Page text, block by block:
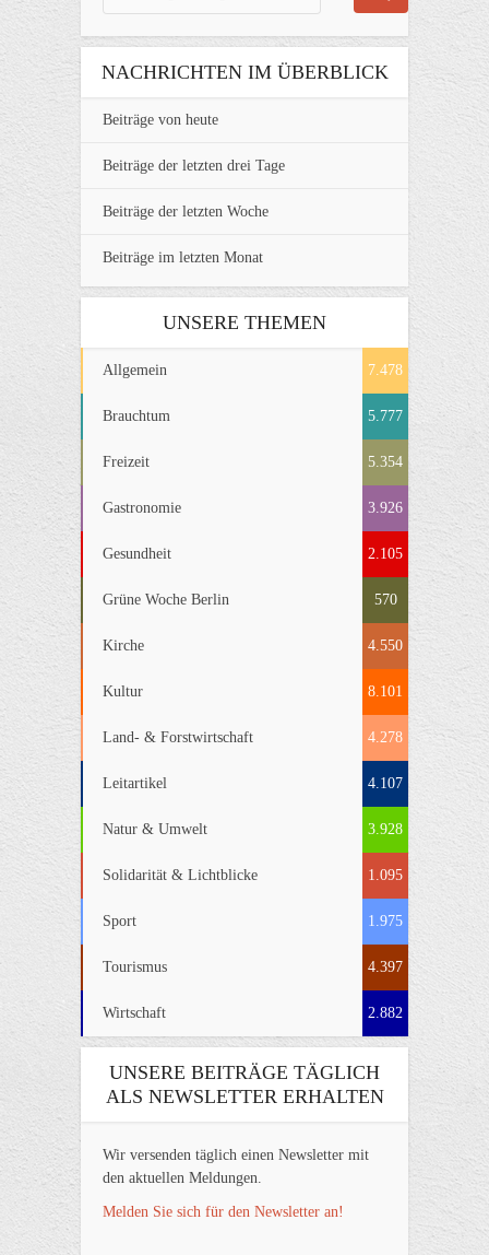
NACHRICHTEN IM ÜBERBLICK
Beiträge von heute
Beiträge der letzten drei Tage
Beiträge der letzten Woche
Beiträge im letzten Monat
UNSERE THEMEN
Allgemein 7.478
Brauchtum 5.777
Freizeit 5.354
Gastronomie 3.926
Gesundheit 2.105
Grüne Woche Berlin 570
Kirche 4.550
Kultur 8.101
Land- & Forstwirtschaft 4.278
Leitartikel 4.107
Natur & Umwelt 3.928
Solidarität & Lichtblicke 1.095
Sport 1.975
Tourismus 4.397
Wirtschaft 2.882
UNSERE BEITRÄGE TÄGLICH
ALS NEWSLETTER ERHALTEN
Wir versenden täglich einen Newsletter mit
den aktuellen Meldungen.
Melden Sie sich für den Newsletter an!